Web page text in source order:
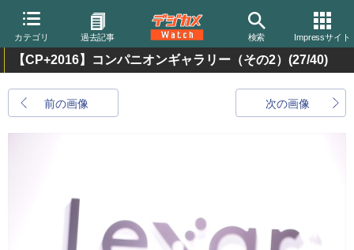
カテゴリ 過去記事 検索 Impressサイト
【CP+2016】コンパニオンギャラリー（その2） (27/40)
前の画像 次の画像